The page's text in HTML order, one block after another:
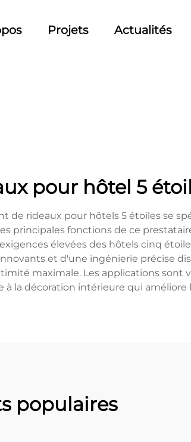
Projets Actualités
pour hôtel 5
rideaux pour hôtels 5 étoiles se
principales fonctions de ce
élevées des hôtels cinq
et d'une ingénierie précise
maximale. Les applications sont
la décoration intérieure qui améliore
populaires